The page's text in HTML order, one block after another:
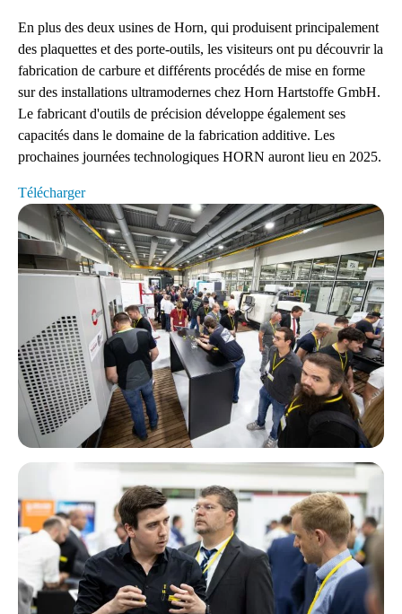
En plus des deux usines de Horn, qui produisent principalement
des plaquettes et des porte-outils, les visiteurs ont pu découvrir la
fabrication de carbure et différents procédés de mise en forme
sur des installations ultramodernes chez Horn Hartstoffe GmbH.
Le fabricant d'outils de précision développe également ses
capacités dans le domaine de la fabrication additive. Les
prochaines journées technologiques HORN auront lieu en 2025.
Télécharger